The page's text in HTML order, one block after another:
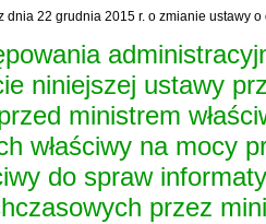
dnia 22 grudnia 2015 r. o zmianie ustawy
niniejszej ustawy
ministrem
właściwy na mocy
do spraw
przez